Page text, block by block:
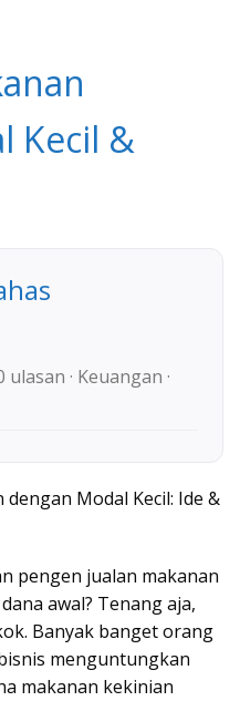
Kecil &
ulasan · Keuangan ·
Modal Kecil: Ide &
pengen jualan makanan
awal? Tenang aja,
Banyak banget orang
menguntungkan
makanan kekinian